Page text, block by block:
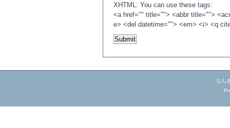
XHTML: You can use these tags:
<a href="" title=""> <abbr title="">
e> <del datetime=""> <em> <i> <q
なん